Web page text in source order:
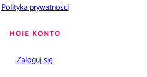
Polityka prywatności
MOJE KONTO
Zaloguj się